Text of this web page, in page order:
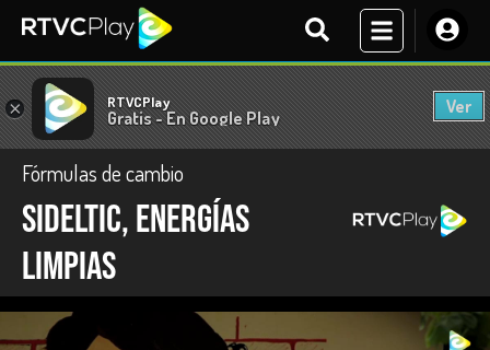
× RTVCPlay
Gratis - En Google Play
Ver
Fórmulas de cambio
SIDELTIC, energías
limpias